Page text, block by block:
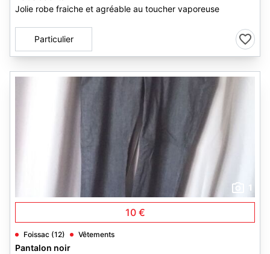
Jolie robe fraiche et agréable au toucher vaporeuse
Particulier
1
10 €
Foissac (12) Vêtements
Pantalon noir